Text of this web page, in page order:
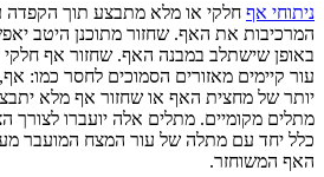
ניתוחי אף חלקי או מלא מתבצע תוך הקפדה
המרכיבות את האף. שחזור מתוכנן היטב
באופן שישתלב במבנה האף. שחזור אף חלקי
עור קיימים מאזורים הסמוכים לחסר כמו:
יותר של מחצית האף או שחזור אף מלא
מתלים מקומיים. מתלים אלה יועברו לצורך
כלל יחד עם מתלה של עור המצח המועבר
האף המשוחזר.